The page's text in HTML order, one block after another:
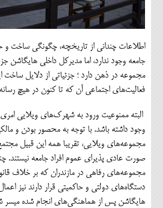
اطلاعات چندانی از تاریخچه، چگونگی ساخت و
جامعه وجود ندارد، اما مدیرکل داخلی هایگاشن
مجموعه در ذهن دارد ؛ جزئیاتی از دلایل ساخت
فعالیت‌های اجتماعی آن که تا کنون در هیچ
البته ممنوعیت ورود به شهرک‌های ویلایی
وجود داشته باشد. با توجه به محصور بودن و
مجموعه‌های ویلایی، تقریبا همه این قبیل
صورت عادی پذیرای عموم افراد جامعه نیستند.
مجموعه‌های رفاهی در مازندران که بر خلاف
دستگاه‌های دولتی و حاکمیتی قرار دارند نیز
هایگاشن پس از هماهنگی‌های انجام شده میسر